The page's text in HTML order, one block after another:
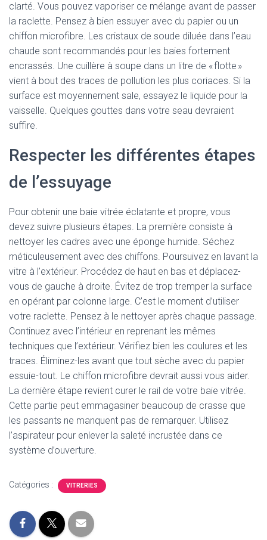
clarté. Vous pouvez vaporiser ce mélange avant de passer
la raclette. Pensez à bien essuyer avec du papier ou un
chiffon microfibre. Les cristaux de soude diluée dans l’eau
chaude sont recommandés pour les baies fortement
encrassés. Une cuillère à soupe dans un litre de « flotte »
vient à bout des traces de pollution les plus coriaces. Si la
surface est moyennement sale, essayez le liquide pour la
vaisselle. Quelques gouttes dans votre seau devraient
suffire.
Respecter les différentes étapes
de l’essuyage
Pour obtenir une baie vitrée éclatante et propre, vous
devez suivre plusieurs étapes. La première consiste à
nettoyer les cadres avec une éponge humide. Séchez
méticuleusement avec des chiffons. Poursuivez en lavant la
vitre à l’extérieur. Procédez de haut en bas et déplacez-
vous de gauche à droite. Évitez de trop tremper la surface
en opérant par colonne large. C’est le moment d’utiliser
votre raclette. Pensez à le nettoyer après chaque passage.
Continuez avec l’intérieur en reprenant les mêmes
techniques que l’extérieur. Vérifiez bien les coulures et les
traces. Éliminez-les avant que tout sèche avec du papier
essuie-tout. Le chiffon microfibre devrait aussi vous aider.
La dernière étape revient curer le rail de votre baie vitrée.
Cette partie peut emmagasiner beaucoup de crasse que
les passants ne manquent pas de remarquer. Utilisez
l’aspirateur pour enlever la saleté incrustée dans ce
système d’ouverture.
Catégories : VITRERIES